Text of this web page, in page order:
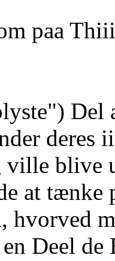
paa
deres
ville blive
at tænke
hvorved
Deel